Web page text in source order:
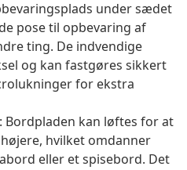
under sædet
pose til opbevaring af
ting. De indvendige
og kan fastgøres sikkert
for ekstra
Bordpladen kan løftes for at
hvilket omdanner
eller et spisebord. Det